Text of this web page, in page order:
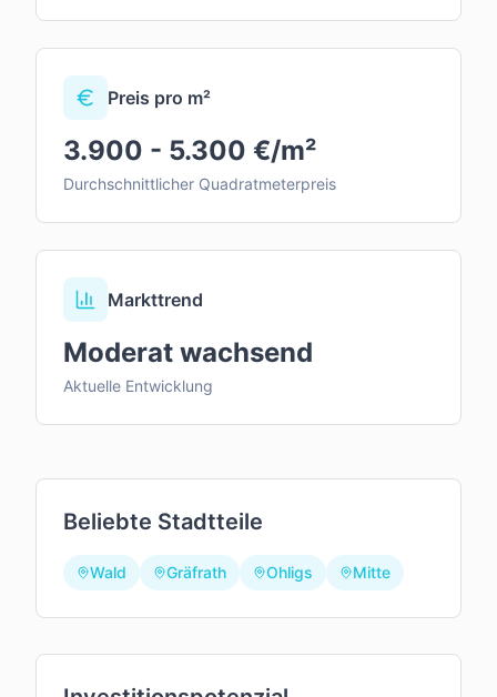
Preis pro m²
3.900 - 5.300 €/m²
Durchschnittlicher Quadratmeterpreis
Markttrend
Moderat wachsend
Aktuelle Entwicklung
Beliebte Stadtteile
Wald Gräfrath Ohligs Mitte